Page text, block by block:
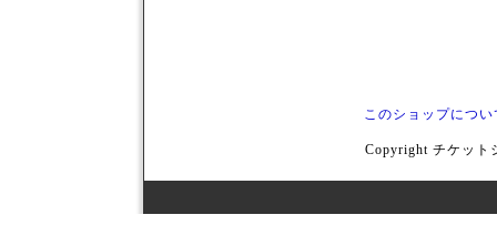
このショップについ
Copyright チケット